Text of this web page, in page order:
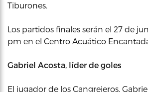
Tiburones.
Los partidos finales serán el 27 de
pm en el Centro Acuático
Gabriel Acosta, líder de goles
El jugador de los Cangrejeros,